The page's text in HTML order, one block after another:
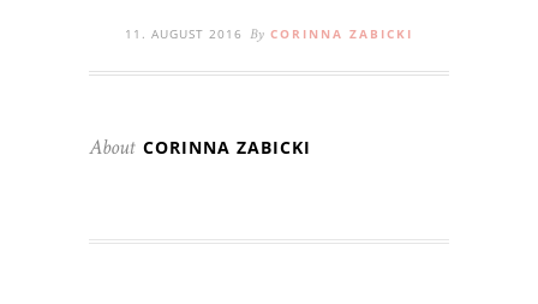
11. AUGUST 2016 By CORINNA ZABICKI
About CORINNA ZABICKI